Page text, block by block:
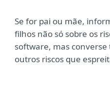
Se for pai ou mãe,
filhos não só sobre os
software, mas
outros riscos que